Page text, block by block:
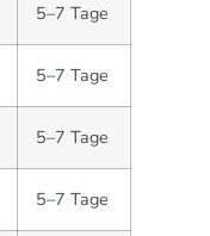
5–7 Tage
5–7 Tage
5–7 Tage
5–7 Tage